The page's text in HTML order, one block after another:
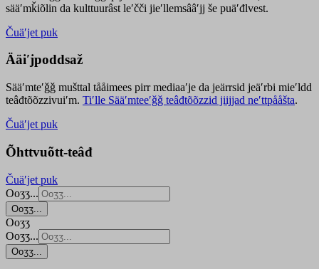
sääʹmǩiõlin da kulttuurâst leʹčči jieʹllemsââʹjj še puäʹđlvest.
Čuäʹjet puk
Ääiʹjpoddsaž
Sääʹmteʹǧǧ mušttal tååimees pirr mediaaʹje da jeärrsid jeäʹrbi mieʹldd
teâđtõõzzivuiʹm. Tiʹlle Sääʹmteeʹǧǧ teâđtõõzzid jiijjad neʹttpååšta.
Čuäʹjet puk
Õhttvuõtt-teâđ
Čuäʹjet puk
Ooʒʒ...
Ooʒʒ...
Ooʒʒ
Ooʒʒ...
Ooʒʒ...